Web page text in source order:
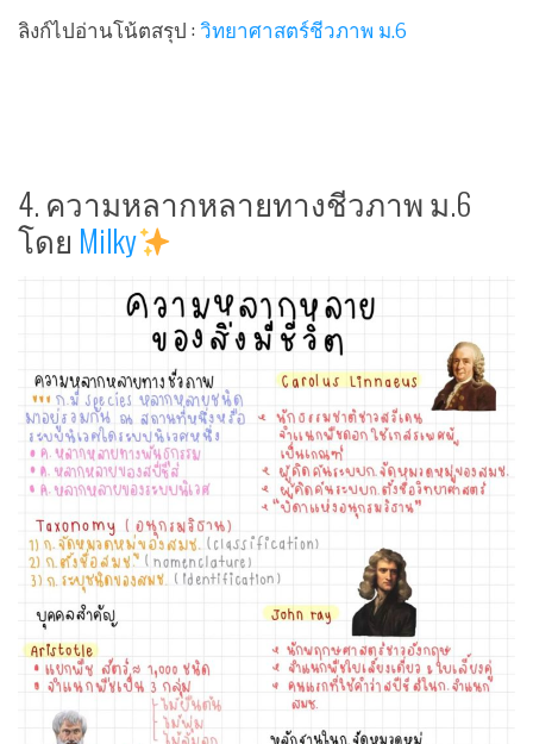
ลิงก์ไปอ่านโน้ตสรุป :วิทยาศาสตร์ชีวภาพ ม.6
4. ความหลากหลายทางชีวภาพ ม.6
โดย Milky